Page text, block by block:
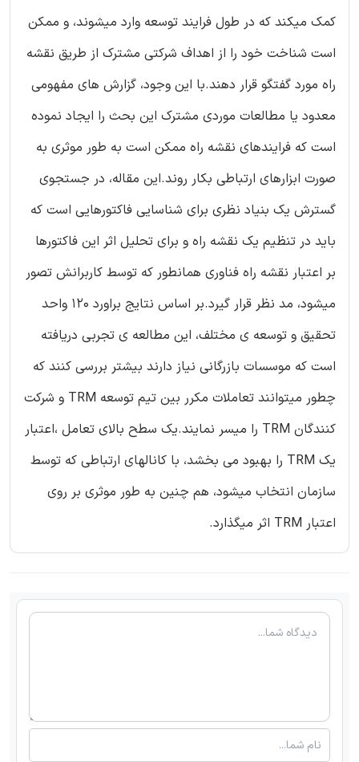
کمک میکند که در طول فرایند توسعه وارد میشوند، و ممکن
است شناخت خود را از اهداف شرکتی مشترک از طریق نقشه
راه مورد گفتگو قرار دهند.با این وجود، گزارش های مفهومی
معدود یا مطالعات موردی مشترک این بحث را ایجاد نموده
است که فرایندهای نقشه راه ممکن است به طور موثری به
صورت ابزارهای ارتباطی بکار روند.این مقاله، در جستجوی
گسترش یک بنیاد نظری برای شناسایی فاکتورهایی است که
باید در تنظیم یک نقشه راه و برای تحلیل اثر این فاکتورها
بر اعتبار نقشه راه فناوری همانطور که توسط کاربرانش تصور
میشود، مد نظر قرار گیرد.بر اساس نتایج براورد 120 واحد
تحقیق و توسعه ی مختلف، این مطالعه ی تجربی دریافته
است که موسسات بازرگانی نیاز دارند بیشتر بررسی کنند که
چطور میتوانند تعاملات مکرر بین تیم توسعه TRM و شرکت
کنندگان TRM را میسر نمایند.یک سطح بالای تعامل ،اعتبار
یک TRM را بهبود می بخشد، با کانالهای ارتباطی که توسط
سازمان انتخاب میشود، هم چنین به طور موثری بر روی
اعتبار TRM اثر میگذارد.